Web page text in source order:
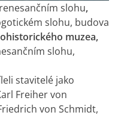
slohu,
slohu, budova
muzea,
slohu,
stavitelé jako
Freiher von
von Schmidt,